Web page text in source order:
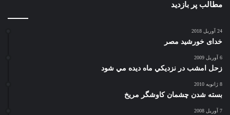
مطالب پر بازدید
24 آوریل 2018
خدای خورشید مصر
6 آوریل 2009
زحل امشب در نزديكي ماه ديده مي شود
8 ژانویه 2010
بسته شدن چشمان کاوشگر مريخ
7 آوریل 2008